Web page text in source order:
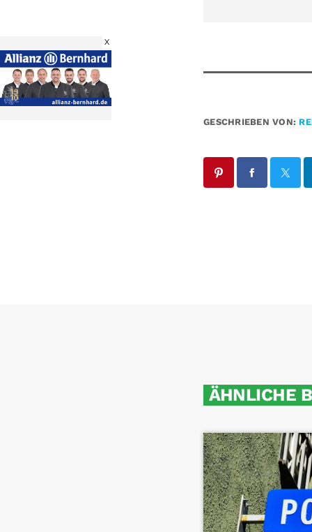
GESCHRIEBEN VON:
ÄHNLICHE
X